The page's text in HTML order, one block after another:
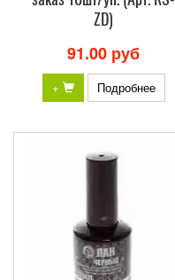
ZD)
91.00 руб
+ Подробнее